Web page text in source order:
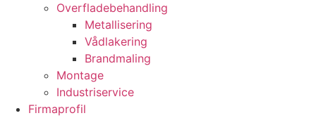
Overfladebehandling
Metallisering
Vådlakering
Brandmaling
Montage
Industriservice
Firmaprofil